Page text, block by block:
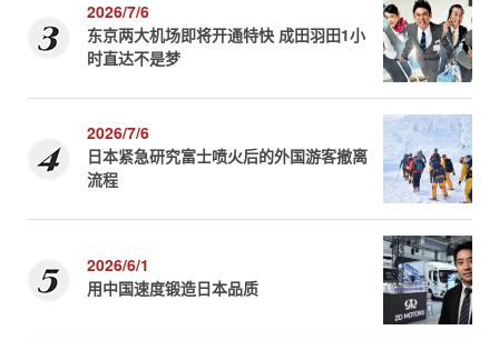
2026/7/6
东京两大机场即将开通特快 成田羽田1小
时直达不是梦
2026/7/6
日本紧急研究富士喷火后的外国游客撤离
流程
2026/6/1
用中国速度锻造日本品质